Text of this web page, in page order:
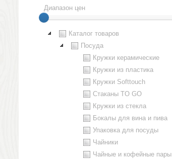
Диапазон цен
Каталог товаров
Посуда
Кружки керамические
Кружки из пластика
Кружки Softtouch
Стаканы TO GO
Кружки из стекла
Бокалы для вина и пива
Упаковка для посуды
Чайники
Чайные и кофейные пары